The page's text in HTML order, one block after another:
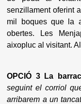
senzillament oferint
mil boques que la
obertes. Les
aixopluc al visitant.
OPCIÓ 3 La
seguint el corriol
arribarem a un